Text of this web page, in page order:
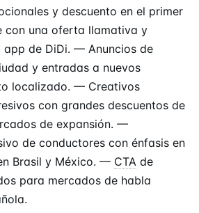
y descuento en el primer
con una oferta llamativa y
de DiDi. — Anuncios de
y entradas a nuevos
localizado. — Creativos
con grandes descuentos de
de expansión. —
de conductores con énfasis en
Brasil y México. — CTA de
para mercados de habla